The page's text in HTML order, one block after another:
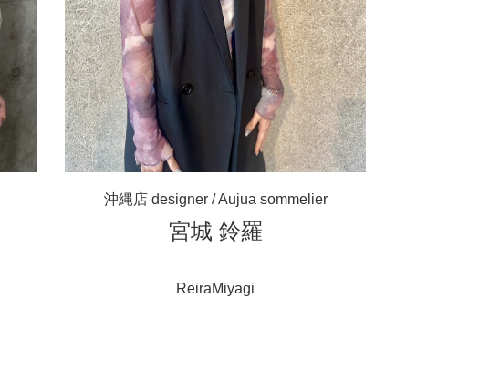
沖縄店 designer / Aujua sommelier
宮城 鈴羅
ReiraMiyagi